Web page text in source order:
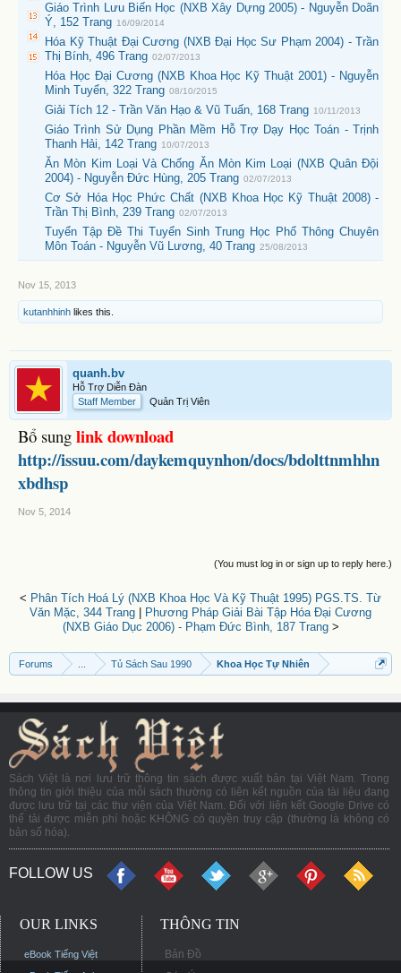
Giáo Trình Lưu Biến Học (NXB Xây Dựng 2005) - Nguyễn Doãn
Ý, 152 Trang 16/09/2014
Hóa Kỹ Thuật Đại Cương (NXB Đại Học Sư Phạm 2004) - Trần
Thị Bính, 496 Trang 02/07/2013
Hóa Học Đại Cương (NXB Khoa Học Kỹ Thuật 2001) - Nguyễn
Minh Tuyển, 322 Trang 08/10/2015
Giải Tích 12 - Trần Văn Hạo & Vũ Tuấn, 168 Trang 10/11/2013
Giáo Trình Sử Dụng Phần Mềm Hỗ Trợ Dạy Học Toán - Trịnh
Thanh Hải, 142 Trang 10/07/2013
Ăn Mòn Kim Loại Và Chống Ăn Mòn Kim Loại (NXB Quân Đội
2004) - Nguyễn Đức Hùng, 205 Trang 02/07/2013
Cơ Sở Hóa Học Phức Chất (NXB Khoa Học Kỹ Thuật 2008) -
Trần Thị Bình, 239 Trang 02/07/2013
Tuyển Tập Đề Thi Tuyển Sinh Trung Học Phổ Thông Chuyên
Môn Toán - Nguyễn Vũ Lương, 40 Trang 25/08/2013
Nov 15, 2013
kutanhhinh likes this.
quanh.bv
Hỗ Trợ Diễn Đàn
Staff Member
Quản Trị Viên
Bổ sung link download
http://issuu.com/daykemquynhon/docs/bdolttnmhhn
xbdhsp
Nov 5, 2014
(You must log in or sign up to reply here.)
< Phân Tích Hoá Lý (NXB Khoa Học Và Kỹ Thuật 1995) PGS.TS. Từ
Văn Mặc, 344 Trang
Phương Pháp Giải Bài Tập Hóa Đại Cương
(NXB Giáo Dục 2006) - Phạm Đức Bình, 187 Trang>
Forums Tủ Sách Sau 1990 Khoa Học Tự Nhiên
Sách Việt là nơi lưu trữ thông tin sách được xuất bản tại Việt Nam. Trong
thông tin giới thiệu của mỗi sách thường có liên kết nguồn của tài liệu đang
được lưu trữ tại các thư viện của Việt Nam. Đối với liên kết Google Drive có
thể tải được miễn phí hoặc KHÔNG có quyền truy cập (thường là không có
bản số hóa).
FOLLOW US
OUR LINKS
eBook Tiếng Việt
THÔNG TIN
Bản Đồ